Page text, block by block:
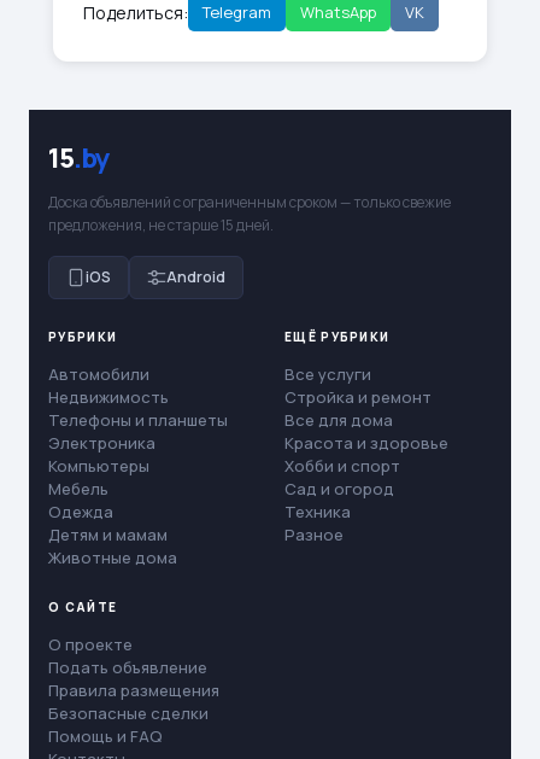
Поделиться: Telegram WhatsApp VK
15.by
Доска объявлений с ограниченным сроком — только свежие
предложения, не старше 15 дней.
iOS Android
РУБРИКИ
Автомобили
Недвижимость
Телефоны и планшеты
Электроника
Компьютеры
Мебель
Одежда
Детям и мамам
Животные дома
ЕЩЁ РУБРИКИ
Все услуги
Стройка и ремонт
Все для дома
Красота и здоровье
Хобби и спорт
Сад и огород
Техника
Разное
О САЙТЕ
О проекте
Подать объявление
Правила размещения
Безопасные сделки
Помощь и FAQ